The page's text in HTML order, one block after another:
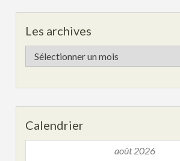
Les archives
Les
archives
Calendrier
août 2026